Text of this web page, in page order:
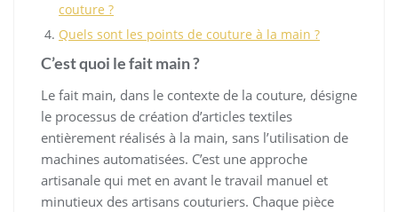
couture ?
Quels sont les points de couture à la main ?
C’est quoi le fait main ?
Le fait main, dans le contexte de la couture, désigne
le processus de création d’articles textiles
entièrement réalisés à la main, sans l’utilisation de
machines automatisées. C’est une approche
artisanale qui met en avant le travail manuel et
minutieux des artisans couturiers. Chaque pièce